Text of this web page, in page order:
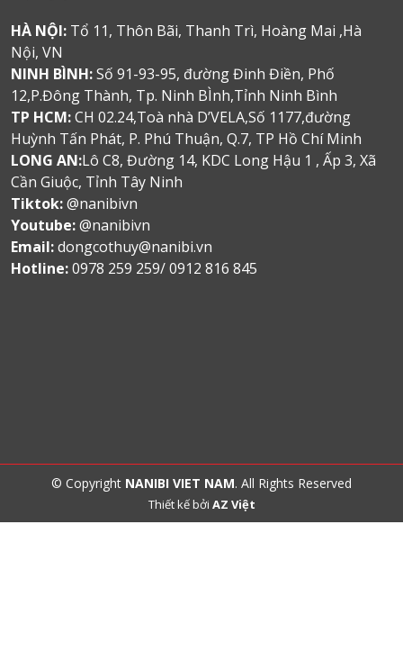
HÀ NỘI: Tổ 11, Thôn Bãi, Thanh Trì, Hoàng Mai ,Hà
Nội, VN
NINH BÌNH:Số 91-93-95, đường Đinh Điền, Phố
12,P.Đông Thành, Tp. Ninh BÌnh,Tỉnh Ninh Bình
TP HCM:CH 02.24,Toà nhà D’VELA,Số 1177,đường
Huỳnh Tấn Phát, P. Phú Thuận, Q.7, TP Hồ Chí Minh
LONG AN:Lô C8, Đường 14, KDC Long Hậu 1 , Ấp 3, Xã
Cần Giuộc, Tỉnh Tây Ninh
Tiktok:@nanibivn
Youtube:@nanibivn
Email:dongcothuy@nanibi.vn
Hotline:0978 259 259/ 0912 816 845
© Copyright NANIBI VIET NAM. All Rights Reserved
Thiết kế bởi AZ Việt